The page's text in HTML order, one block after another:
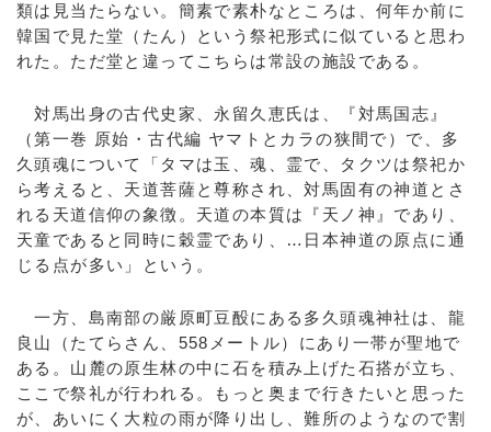
類は見当たらない。簡素で素朴なところは、何年か前に
韓国で見た堂（たん）という祭祀形式に似ていると思わ
れた。ただ堂と違ってこちらは常設の施設である。
対馬出身の古代史家、永留久恵氏は、『対馬国志』
（第一巻 原始・古代編 ヤマトとカラの狭間で）で、多
久頭魂について「タマは玉、魂、霊で、タクツは祭祀か
ら考えると、天道菩薩と尊称され、対馬固有の神道とさ
れる天道信仰の象徴。天道の本質は『天ノ神』であり、
天童であると同時に穀霊であり、…日本神道の原点に通
じる点が多い」という。
一方、島南部の厳原町豆酘にある多久頭魂神社は、龍
良山（たてらさん、558メートル）にあり一帯が聖地で
ある。山麓の原生林の中に石を積み上げた石搭が立ち、
ここで祭礼が行われる。もっと奥まで行きたいと思った
が、あいにく大粒の雨が降り出し、難所のようなので割